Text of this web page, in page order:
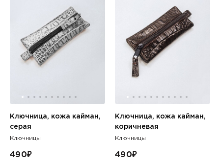
Ключница, кожа кайман,
серая
Ключницы
490₽
Ключница, кожа кайман,
коричневая
Ключницы
490₽